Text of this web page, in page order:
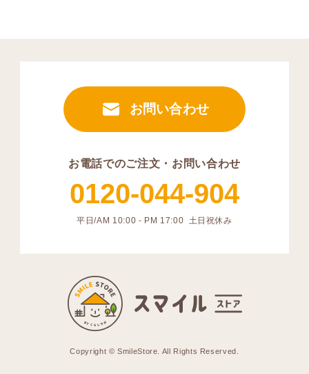
お問い合わせ
お電話でのご注文・お問い合わせ
0120-044-904
平日/AM 10:00 - PM 17:00 土日祝休み
Copyright © SmileStore. All Rights Reserved.